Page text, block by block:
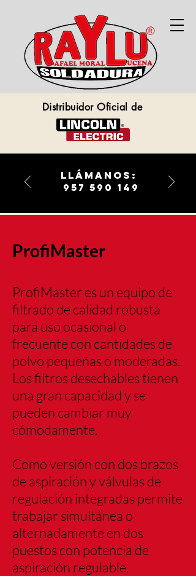
llámanos:
957 590 149
Distribuidor Oficial de
ProfiMaster
ProfiMaster es un equipo de
filtrado de calidad robusta
para uso ocasional o
frecuente con cantidades de
polvo pequeñas o moderadas.
Los filtros desechables tienen
una gran capacidad y se
pueden cambiar muy
cómodamente.
Como versión con dos brazos
de aspiración y válvulas de
regulación integradas permite
trabajar simultánea o
alternadamente en dos
puestos con potencia de
aspiración regulable.